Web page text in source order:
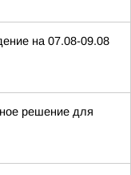
на 07.08-09.08
решение для